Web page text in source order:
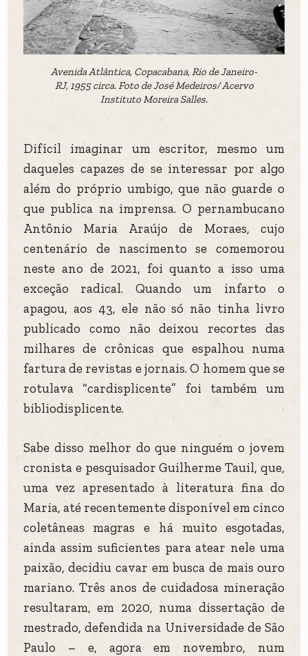
Avenida Atlântica, Copacabana, Rio de Janeiro-
RJ, 1955 circa. Foto de José Medeiros/ Acervo
Instituto Moreira Salles.
Difícil imaginar um escritor, mesmo um
daqueles capazes de se interessar por algo
além do próprio umbigo, que não guarde o
que publica na imprensa. O pernambucano
Antônio Maria Araújo de Moraes, cujo
centenário de nascimento se comemorou
neste ano de 2021, foi quanto a isso uma
exceção radical. Quando um infarto o
apagou, aos 43, ele não só não tinha livro
publicado como não deixou recortes das
milhares de crônicas que espalhou numa
fartura de revistas e jornais. O homem que se
rotulava “cardisplicente” foi também um
bibliodisplicente.
Sabe disso melhor do que ninguém o jovem
cronista e pesquisador Guilherme Tauil, que,
uma vez apresentado à literatura fina do
Maria, até recentemente disponível em cinco
coletâneas magras e há muito esgotadas,
ainda assim suficientes para atear nele uma
paixão, decidiu cavar em busca de mais ouro
mariano. Três anos de cuidadosa mineração
resultaram, em 2020, numa dissertação de
mestrado, defendida na Universidade de São
Paulo – e, agora em novembro, num